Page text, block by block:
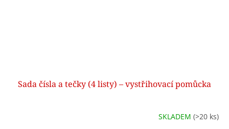
Sada čísla a tečky (4 listy) – vystřihovací pomůcka
SKLADEM (>20 ks)